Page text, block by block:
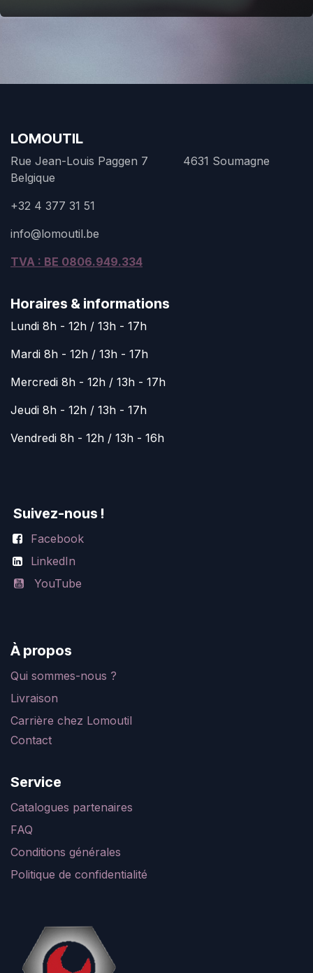
LOMOUTIL
Rue Jean-Louis Paggen 7 4631 Soumagne
Belgique
+32 4 377 31 51
info@lomoutil.be
TVA : BE 0806.949.334
Horaires & informations
Lundi 8h - 12h / 13h - 17h
Mardi 8h - 12h / 13h - 17h
Mercredi 8h - 12h / 13h - 17h
Jeudi 8h - 12h / 13h - 17h
Vendredi 8h - 12h / 13h - 16h
Suivez-nous !
Facebook
LinkedIn
YouTube
À propos
Qui sommes-nous ?
Livraison
Carrière chez Lomoutil
Contact
Service
Catalogues partenaires
FAQ
Conditions générales
Politique de confidentialité